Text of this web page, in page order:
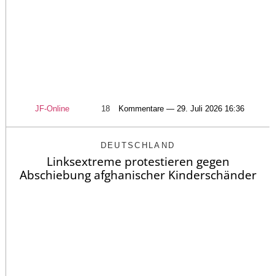
JF-Online 18 Kommentare — 29. Juli 2026 16:36
DEUTSCHLAND
Linksextreme protestieren gegen
Abschiebung afghanischer Kinderschänder